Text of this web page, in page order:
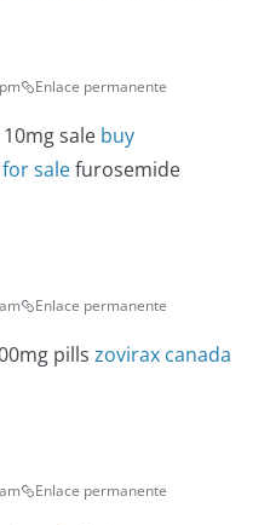
Enlace permanente
sale buy
salefurosemide
Enlace permanente
pills zovirax canada
Enlace permanente